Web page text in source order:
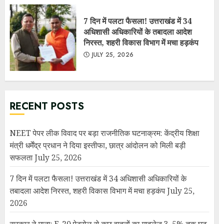
मंत्री धर्मेंद्र प्रधान ने दिया इस्तीफा, छात्र आंदोलन को मिली बड़ी
सफलताJuly 25, 2026
7 दिन में पलटा फैसला! उत्तराखंड में 34 अधिशासी अधिकारियों के
तबादला आदेश निरस्त, शहरी विकास विभाग में मचा हड़कंप
2026
नगर पंचायत लालकुआं में सरकारी धन की कथित लूट व गबन के आरोप,
मुख्य सचिव से उच्चस्तरीय जांच की मांग……..July 10, 2026
गदरपुर नगर पालिका में 8 करोड़ के सिविल कार्यों पर विवाद, टेंडर
प्रक्रिया से बचने के आरोप, मुख्य सचिव से लेकर जिलाधिकारी तक भेजा
गया प्रकरण…….July 1, 2026
नगर पंचायत गूलरभोज में घोटोलेबाजों का नंगा नाच July 7, 2025
पाकिस्तान द्वारा पकड़े गए बीएसएफ जवान को रिहा कर भारतीय